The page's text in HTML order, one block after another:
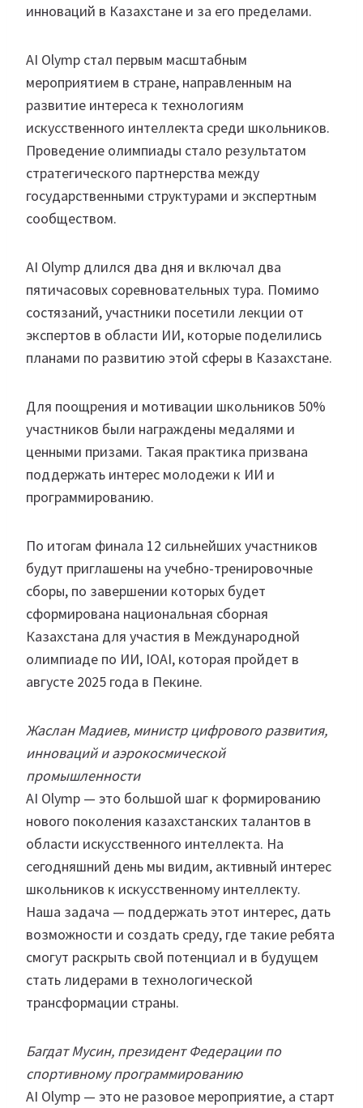
инноваций в Казахстане и за его пределами.
AI Olymp стал первым масштабным
мероприятием в стране, направленным на
развитие интереса к технологиям
искусственного интеллекта среди школьников.
Проведение олимпиады стало результатом
стратегического партнерства между
государственными структурами и экспертным
сообществом.
AI Olymp длился два дня и включал два
пятичасовых соревновательных тура. Помимо
состязаний, участники посетили лекции от
экспертов в области ИИ, которые поделились
планами по развитию этой сферы в Казахстане.
Для поощрения и мотивации школьников 50%
участников были награждены медалями и
ценными призами. Такая практика призвана
поддержать интерес молодежи к ИИ и
программированию.
По итогам финала 12 сильнейших участников
будут приглашены на учебно-тренировочные
сборы, по завершении которых будет
сформирована национальная сборная
Казахстана для участия в Международной
олимпиаде по ИИ, IOAI, которая пройдет в
августе 2025 года в Пекине.
Жаслан Мадиев, министр цифрового развития,
инноваций и аэрокосмической
промышленности
AI Olymp — это большой шаг к формированию
нового поколения казахстанских талантов в
области искусственного интеллекта. На
сегодняшний день мы видим, активный интерес
школьников к искусственному интеллекту.
Наша задача — поддержать этот интерес, дать
возможности и создать среду, где такие ребята
смогут раскрыть свой потенциал и в будущем
стать лидерами в технологической
трансформации страны.
Багдат Мусин, президент Федерации по
спортивному программированию
AI Olymp — это не разовое мероприятие, а старт